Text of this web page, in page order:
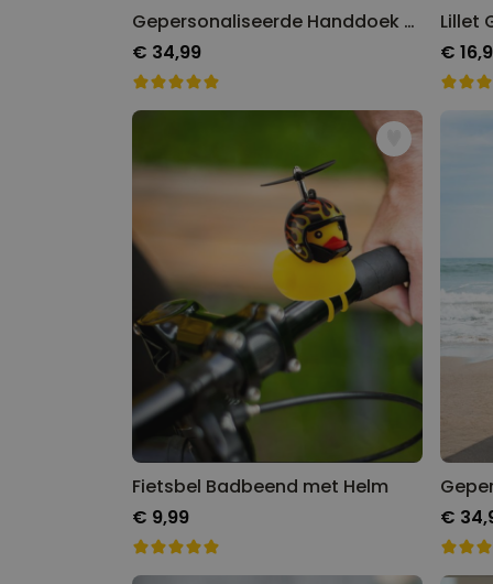
Gepersonaliseerde Handdoek Comic stijl
€ 34,99
€
Fietsbel Badbeend met Helm
€ 9,99
€